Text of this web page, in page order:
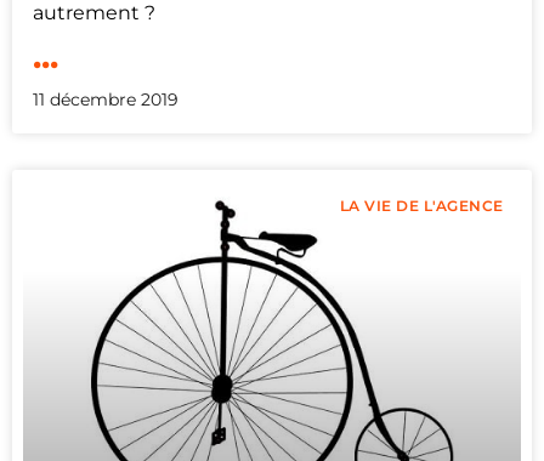
autrement ?
...
11 décembre 2019
LA VIE DE L'AGENCE